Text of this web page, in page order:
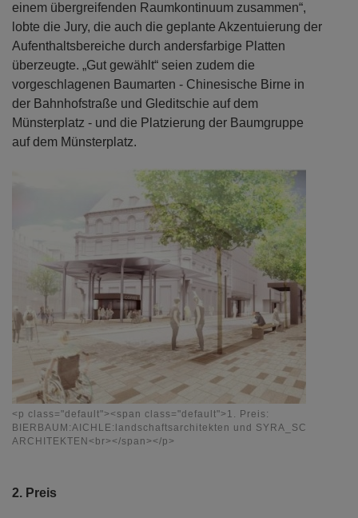
einem übergreifenden Raumkontinuum zusammen“,
lobte die Jury, die auch die geplante Akzentuierung der
Aufenthaltsbereiche durch andersfarbige Platten
überzeugte. „Gut gewählt“ seien zudem die
vorgeschlagenen Baumarten - Chinesische Birne in
der Bahnhofstraße und Gleditschie auf dem
Münsterplatz - und die Platzierung der Baumgruppe
auf dem Münsterplatz.
<p class="default"><span class="default">1. Preis:
BIERBAUM:AICHLE:landschaftsarchitekten und
ARCHITEKTEN<br></span></p>
2. Preis